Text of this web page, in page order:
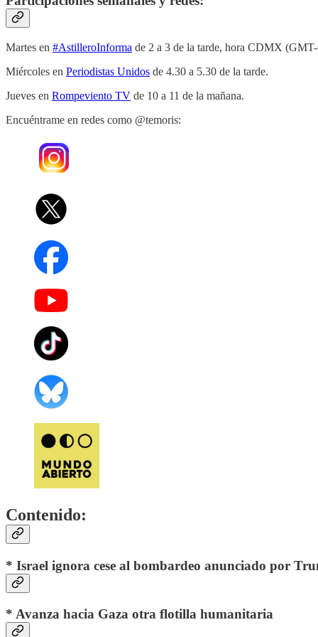
Martes en #AstilleroInforma de 2 a 3 de la tarde, hora CDMX
Miércoles en Periodistas Unidos de 4.30 a 5.30 de la tarde.
Jueves en Rompeviento TV de 10 a 11 de la mañana.
Encuéntrame en redes como @temoris:
Contenido:
* Israel ignora cese al bombardeo anunciado por
* Avanza hacia Gaza otra flotilla humanitaria